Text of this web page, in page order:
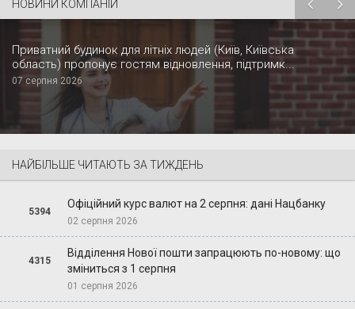
НОВИНИ КОМПАНІЙ
Приватний будинок для літніх людей (Київ, Київська
область) пропонує гостям відновлення, підтримк...
07 серпня 2026
НАЙБІЛЬШЕ ЧИТАЮТЬ ЗА ТИЖДЕНЬ
5394
Офіційний курс валют на 2 серпня: дані Нацбанку
02 серпня 2026
4315
Відділення Нової пошти запрацюють по-новому: що
зміниться з 1 серпня
01 серпня 2026